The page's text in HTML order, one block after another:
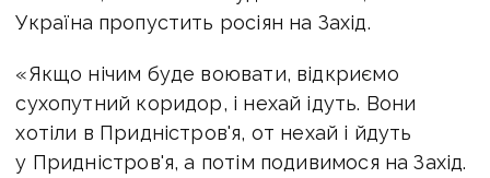
Україна пропустить росіян на Захід.
«Якщо нічим буде воювати, відкриємо
сухопутний коридор, і нехай ідуть. Вони
хотіли в Придністров'я, от нехай і йдуть
у Придністров'я, а потім подивимося на Захід.